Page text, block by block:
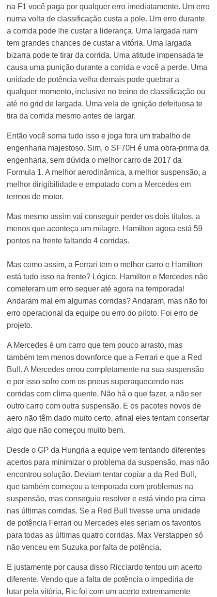
na F1 você paga por qualquer erro imediatamente. Um erro
numa volta de classificação custa a pole. Um erro durante
a corrida pode lhe custar a liderança. Uma largada ruim
tem grandes chances de custar a vitória. Uma largada
bizarra pode te tirar da corrida. Uma atitude impensada te
causa uma punição durante a corrida e você a perde. Uma
unidade de potência velha demais pode quebrar a
qualquer momento, inclusive no treino de classificação ou
até no grid de largada. Uma vela de ignição defeituosa te
tira da corrida mesmo antes de largar.
Então você soma tudo isso e joga fora um trabalho de
engenharia majestoso. Sim, o SF70H é uma obra-prima da
engenharia, sem dúvida o melhor carro de 2017 da
Formula 1. A melhor aerodinâmica, a melhor suspensão, a
melhor dirigibilidade e empatado com a Mercedes em
termos de motor.
Mas mesmo assim vai conseguir perder os dois títulos, a
menos que aconteça um milagre. Hamilton agora está 59
pontos na frente faltando 4 corridas.
Mas como assim, a Ferrari tem o melhor carro e Hamilton
está tudo isso na frente? Lógico, Hamilton e Mercedes não
cometeram um erro sequer até agora na temporada!
Andaram mal em algumas corridas? Andaram, mas não foi
erro operacional da equipe ou erro do piloto. Foi erro de
projeto.
A Mercedes é um carro que tem pouco arrasto, mas
também tem menos downforce que a Ferrari e que a Red
Bull. A Mercedes errou completamente na sua suspensão
e por isso sofre com os pneus superaquecendo nas
corridas com clima quente. Não há o que fazer, a não ser
outro carro com outra suspensão. E os pacotes novos de
aero não têm dado muito certo, afinal eles tentam consertar
algo que não começou muito bem.
Desde o GP da Hungria a equipe vem tentando diferentes
acertos para minimizar o problema da suspensão, mas não
encontrou solução. Deviam tentar copiar a da Red Bull,
que também começou a temporada com problemas na
suspensão, mas conseguiu resolver e está vindo pra cima
nas últimas corridas. Se a Red Bull tivesse uma unidade
de potência Ferrari ou Mercedes eles seriam os favoritos
para todas as últimas quatro corridas. Max Verstappen só
não venceu em Suzuka por falta de potência.
E justamente por causa disso Ricciardo tentou um acerto
diferente. Vendo que a falta de potência o impediria de
lutar pela vitória, Ric foi com um acerto extremamente